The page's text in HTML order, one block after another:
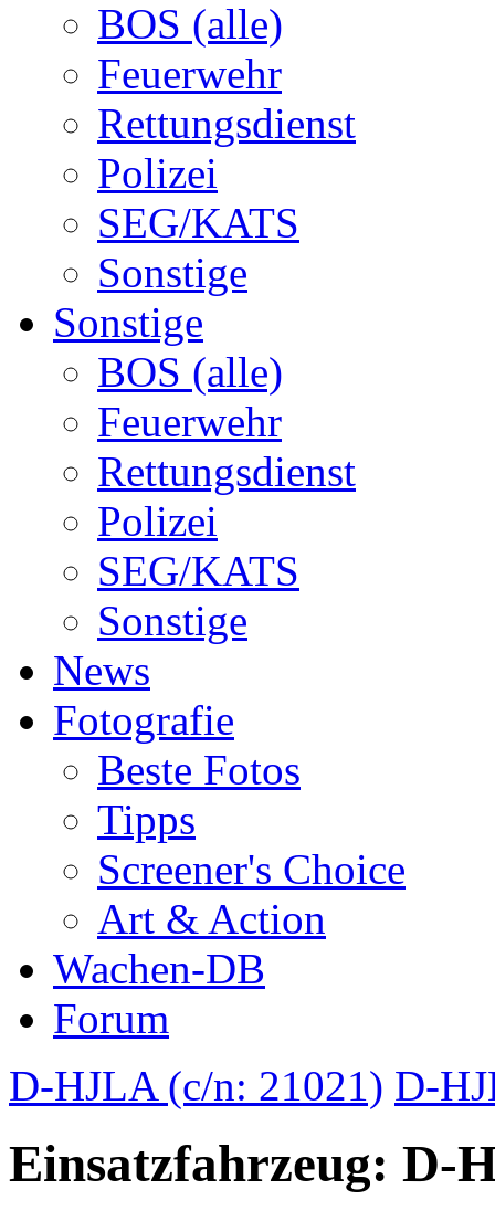
BOS (alle)
Feuerwehr
Rettungsdienst
Polizei
SEG/KATS
Sonstige
Sonstige
BOS (alle)
Feuerwehr
Rettungsdienst
Polizei
SEG/KATS
Sonstige
News
Fotografie
Beste Fotos
Tipps
Screener's Choice
Art & Action
Wachen-DB
Forum
D-HJLA (c/n: 21021) D-
Einsatzfahrzeug: D-